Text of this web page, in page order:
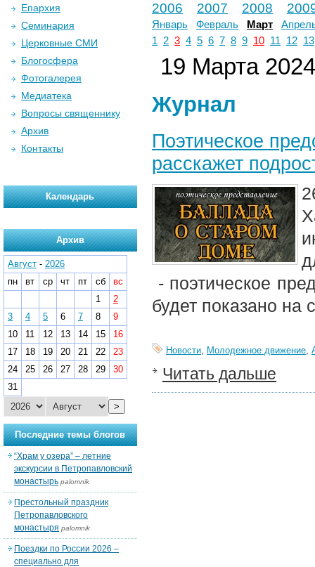
2006 2007 2008
Январь Февраль Март
1
2 3 4 5 6 7 8 9 10 11 12 13
19 Марта 2024
Журнал
Поэтическое
расскажет
- поэтическое
будет показано
Новости, Молодежное движение,
Читать дальше
Епархия
Семинария
Церковные СМИ
Блогосфера
Фотогалерея
Медиатека
Вопросы священнику
Архив
Контакты
Календарь
Архив
Август - 2026
пн
вт ср чт пт сб
вс
1
2
3
4 5 6 7 8
9
10
11 12 13 14 15
16
17
18 19 20 21 22
23
24
25 26 27 28 29
30
31
>
Последние темы блогов
“Храм у озера” – летние
экскурсии в Петропавловский
монастырь palomnik
Престольный праздник
Петропавловского
монастыря palomnik
Поездки по России 2026 –
специально для